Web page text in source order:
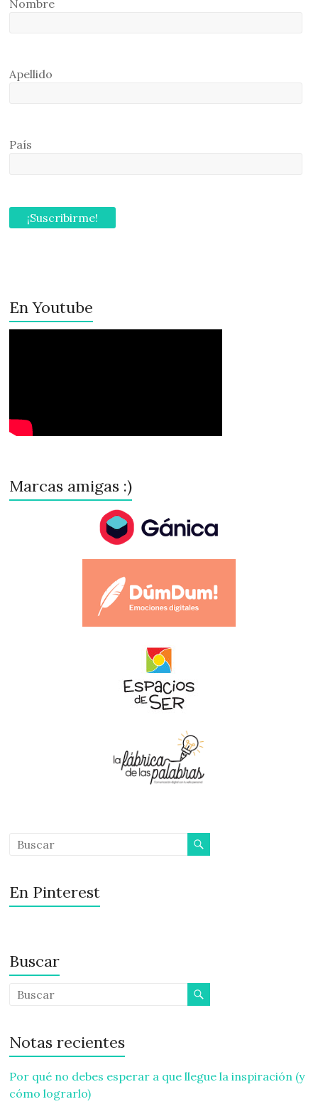
Nombre
Apellido
País
En Youtube
Marcas amigas :)
En Pinterest
Buscar
Notas recientes
Por qué no debes esperar a que llegue la inspiración (y
cómo lograrlo)